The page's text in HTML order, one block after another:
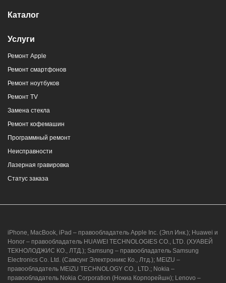
г. Новороссийск, ул. Героев Десантников,
2/4
8 (964) 914-44-74
г. Новороссийск, ул. Героев Десантников,
г. Новороссийск, ул. Героев Десантников,
2/3
Каталог
Услуги
Ремонт Apple
Ремонт смартфонов
Ремонт ноутбуков
Ремонт TV
Замена стекла
Ремонт кофемашин
Программный ремонт
Неисправности
Лазерная гравировка
Статус заказа
iPhone, MacBook, iPad – правообладатель Apple Inc. (Эпл Инк.); Huawei и
Honor – правообладатель HUAWEI TECHNOLOGIES CO., LTD. (ХУАВЕЙ
ТЕКНОЛОДЖИС КО., ЛТД.); Samsung – правообладатель Samsung
Electronics Co. Ltd. (Самсунг Электроникс Ко., Лтд.); MEIZU –
правообладатель MEIZU TECHNOLOGY CO., LTD.; Nokia –
правообладатель Nokia Corporation (Нокиа Корпорейшн); Lenovo –